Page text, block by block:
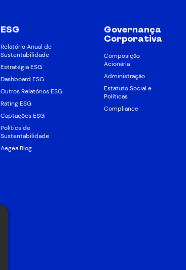
ESG
Relatório Anual de
Sustentabilidade
Estratégia ESG
Dashboard ESG
Outros Relatórios ESG
Rating ESG
Captações ESG
Política de
Sustentabilidade
Aegea Blog
Governança
Corporativa
Composição
Acionária
Administração
Estatuto Social e
Políticas
Compliance